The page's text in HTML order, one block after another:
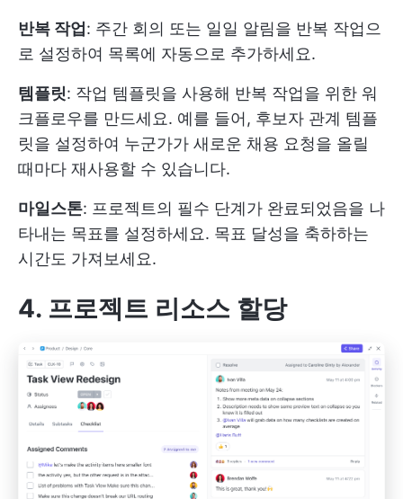
반복 작업 : 주간 회의 또는 일일 알림을 반복 작업으
로 설정하여 목록에 자동으로 추가하세요.
템플릿: 작업 템플릿을 사용해 반복 작업을 위한 워
크플로우를 만드세요. 예를 들어, 후보자 관계 템플
릿을 설정하여 누군가가 새로운 채용 요청을 올릴
때마다 재사용할 수 있습니다.
마일스톤: 프로젝트의 필수 단계가 완료되었음을 나
타내는 목표를 설정하세요. 목표 달성을 축하하는
시간도 가져보세요.
4. 프로젝트 리소스 할당